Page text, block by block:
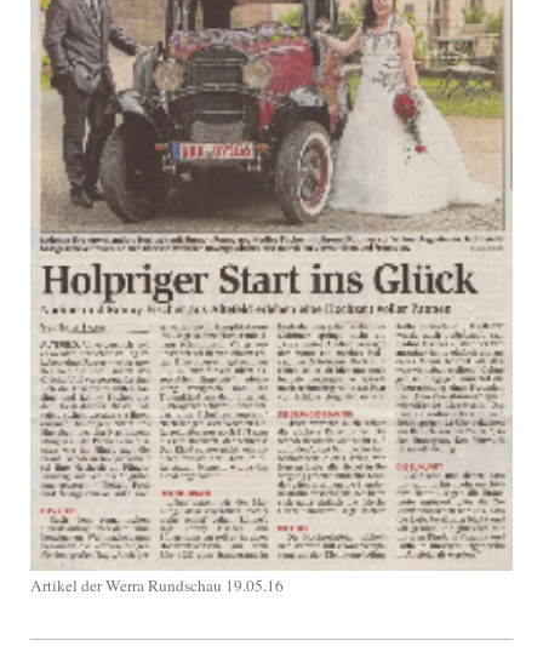
Artikel der Werra Rundschau 19.05.16